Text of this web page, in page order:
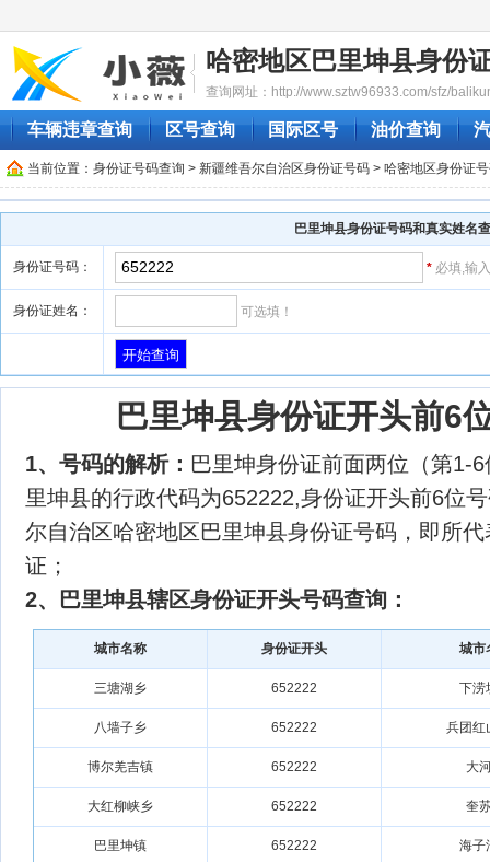
哈密地区巴里坤县身份
查询网址：http://www.sztw96933.com/sfz/
车辆违章查询 区号查询 国际区号 油价查询
当前位置： 身份证号码查询 > 新疆维吾尔自治区身份证号码 > 哈密地区身份证
巴里坤县身份证号码和真实姓名
身份证号码： * 必填,输
身份证姓名： 可选填！
巴里坤县身份证开头前6
1、号码的解析： 巴里坤身份证前面两位（第1-
里坤县的行政代码为652222,身份证开头前6位
尔自治区哈密地区巴里坤县身份证号码，即所
证；
2、巴里坤县辖区身份证开头号码查询：
城市名称 身份证开头 城市
三塘湖乡 652222 下涝
八墙子乡 652222 兵团红
博尔羌吉镇 652222 大
大红柳峡乡 652222 奎
巴里坤镇 652222 海子